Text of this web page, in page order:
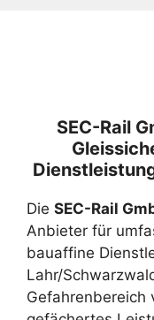
SEC-Rail
Die SEC-Rail
Anbieter für
bauaffine
Lahr/
Gefahrenbereich